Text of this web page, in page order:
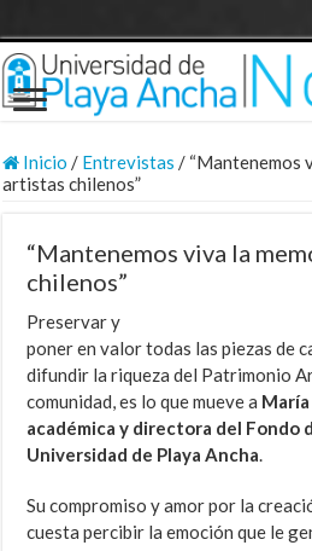
Inicio / Entrevistas / “Mantenemos
artistas chilenos”
“Mantenemos viva la
chilenos”
Preservar y
poner en valor todas las piezas de
difundir la riqueza del Patrimonio
comunidad, es lo que mueve a
académica y directora del Fondo
Universidad de Playa Ancha.
Su compromiso y amor por la
cuesta percibir la emoción que le